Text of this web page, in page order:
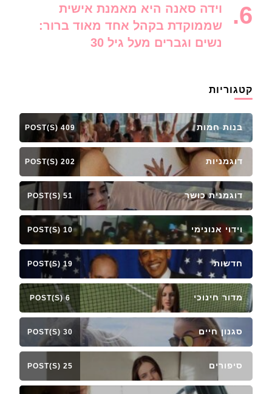
וידה סאנה היא מאמנת אישית
שממוקדת בקהל אחד מאוד ברור:
נשים וגברים מעל גיל 30
קטגוריות
בנות חמות 409 POST(S)
דוגמניות 202 POST(S)
דוגמנית כושר 51 POST(S)
וידוי אנונימי 10 POST(S)
חדשות 19 POST(S)
מדור חינוכי 6 POST(S)
סגנון חיים 30 POST(S)
סיפורים 25 POST(S)